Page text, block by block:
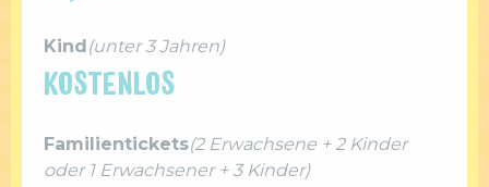
Kind (unter 3 Jahren)
KOSTENLOS
Familientickets(2 Erwachsene + 2 Kinder
oder 1 Erwachsener + 3 Kinder)